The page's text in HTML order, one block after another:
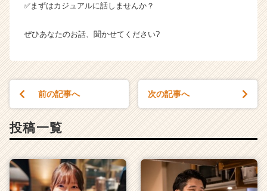
じ
く
や
げ
と
や
／
✅まずはカジュアルに話しませんか？
ぜひあなたのお話、聞かせてください?
前の記事へ 次の記事へ
投稿一覧